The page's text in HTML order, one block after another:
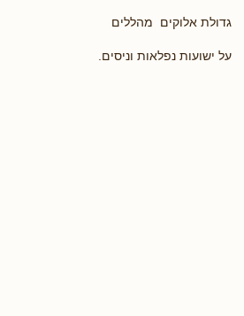
גדולת אלוקים מהללים
על ישועות נפלאות וניסים.